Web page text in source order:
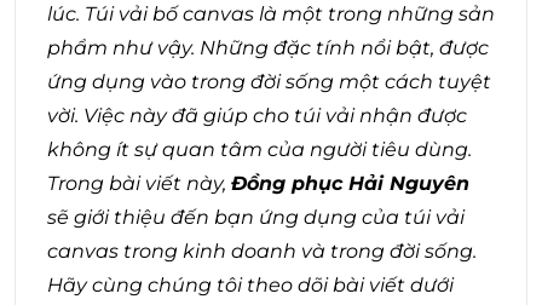
lúc. Túi vải bố canvas là một trong những sản
phẩm như vậy. Những đặc tính nổi bật, được
ứng dụng vào trong đời sống một cách tuyệt
vời. Việc này đã giúp cho túi vải nhận được
không ít sự quan tâm của người tiêu dùng.
Trong bài viết này, Đồng phục Hải Nguyên
sẽ giới thiệu đến bạn ứng dụng của túi vải
canvas trong kinh doanh và trong đời sống.
Hãy cùng chúng tôi theo dõi bài viết dưới